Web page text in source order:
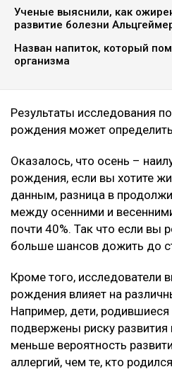
Ученые выяснили, как
развитие болезни
Назван напиток, который
организма
Результаты исследования
рождения может
Оказалось, что осень –
рождения, если вы хотите
данным, разница в
между осенними и
почти 40%. Так что если вы
больше шансов дожить до
Кроме того, исследователи
рождения влияет на
Например, дети,
подвержены риску
меньше вероятность
аллергий, чем те, кто